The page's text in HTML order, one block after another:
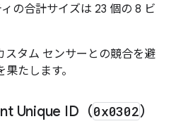
の合計サイズは 23 個の 8 ビ
スタム センサーとの競合を避
たします。
Unique ID（0x0302）